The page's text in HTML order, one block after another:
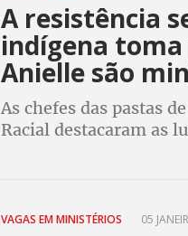
A resistência
indígena toma
Anielle são
As chefes das pastas
Racial destacaram as
VAGAS EM MINISTÉRIOS 05